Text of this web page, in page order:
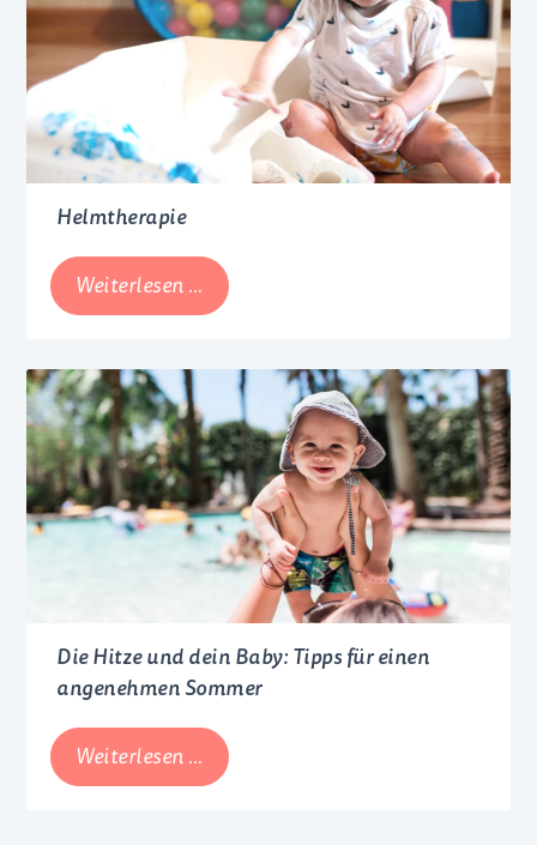
Helmtherapie
Weiterlesen … Helmtherapie
Die Hitze und dein Baby: Tipps für einen
angenehmen Sommer
Weiterlesen … Die
Hitze